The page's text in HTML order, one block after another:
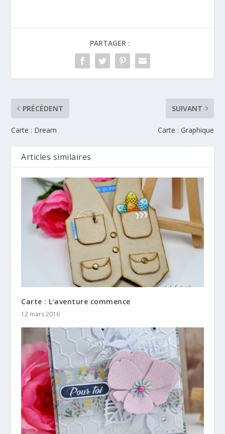
PARTAGER :
PRÉCÉDENT
Carte : Dream
SUIVANT
Carte : Graphique
Articles similaires
Carte : L’aventure commence
12 mars 2016